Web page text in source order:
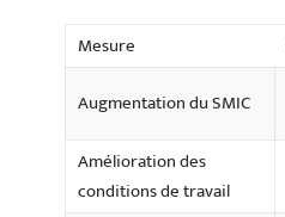
Mesure
Augmentation du SMIC
Amélioration des
conditions de travail